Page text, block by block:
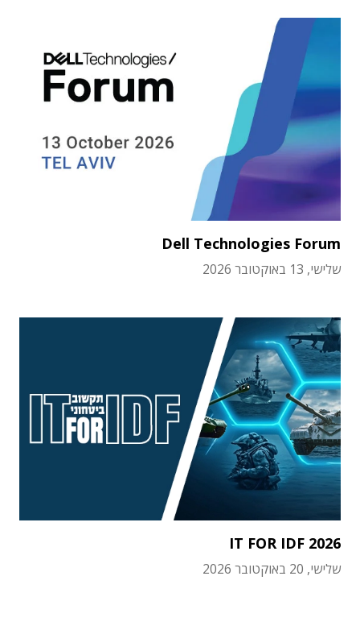
Dell Technologies Forum
שלישי, 13 באוקטובר 2026
IT FOR IDF 2026
שלישי, 20 באוקטובר 2026